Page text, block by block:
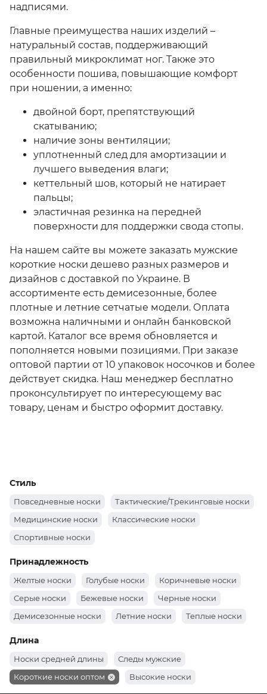
надписями.
Главные преимущества наших изделий –
натуральный состав, поддерживающий
правильный микроклимат ног. Также это
особенности пошива, повышающие комфорт
при ношении, а именно:
двойной борт, препятствующий
скатыванию;
наличие зоны вентиляции;
уплотненный след для амортизации и
лучшего выведения влаги;
кеттельный шов, который не натирает
пальцы;
эластичная резинка на передней
поверхности для поддержки свода стопы.
На нашем сайте вы можете заказать мужские
короткие носки дешево разных размеров и
дизайнов с доставкой по Украине. В
ассортименте есть демисезонные, более
плотные и летние сетчатые модели. Оплата
возможна наличными и онлайн банковской
картой. Каталог все время обновляется и
пополняется новыми позициями. При заказе
оптовой партии от 10 упаковок носочков и более
действует скидка. Наш менеджер бесплатно
проконсультирует по интересующему вас
товару, ценам и быстро оформит доставку.
Стиль
Повседневные носки
Тактические/Трекинговые носки
Медицинские носки
Классические носки
Спортивные носки
Принадлежность
Желтые носки Голубые носки
Коричневые носки
Серые носки
Бежевые носки
Черные носки
Демисезонные носки
Летние носки Теплые носки
Длина
Носки средней длины
Следы мужские
Короткие носки оптом
Высокие носки